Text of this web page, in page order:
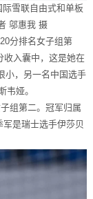
雪联自由式和单板
邬惠我 摄
分排名女子组第
收入囊中，这是她在
小，另一名中国选手
韦娅。
组第二。冠军归属
是瑞士选手伊莎贝